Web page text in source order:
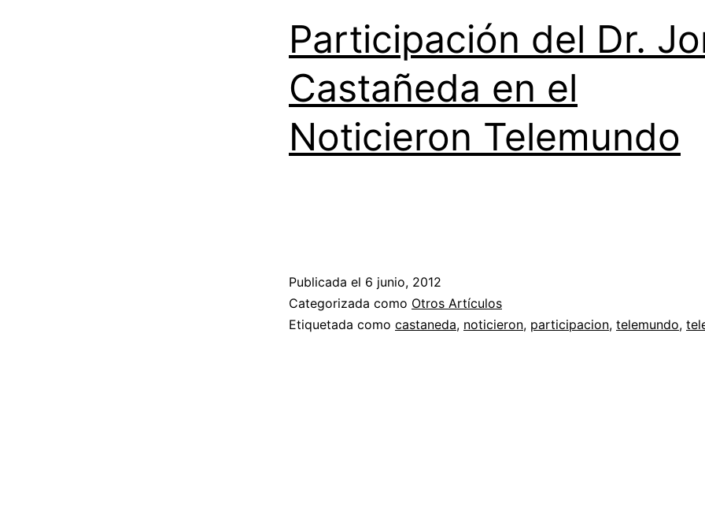
Participación del Dr.
Castañeda en el
Noticieron Telemundo
Publicada el 6 junio, 2012
Categorizada como Otros Artículos
Etiquetada como castaneda, noticieron, participacion, telemundo,